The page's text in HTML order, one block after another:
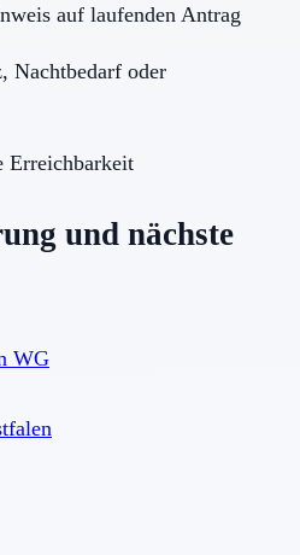
auf laufenden Antrag
Nachtbedarf oder
Erreichbarkeit
und nächste
WG